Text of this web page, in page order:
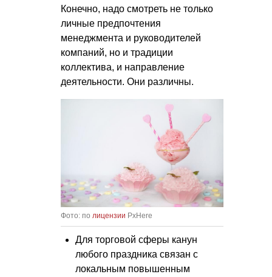
Конечно, надо смотреть не только
личные предпочтения
менеджмента и руководителей
компаний, но и традиции
коллектива, и направление
деятельности. Они различны.
Фото: по лицензии PxHere
Для торговой сферы канун
любого праздника связан с
локальным повышенным